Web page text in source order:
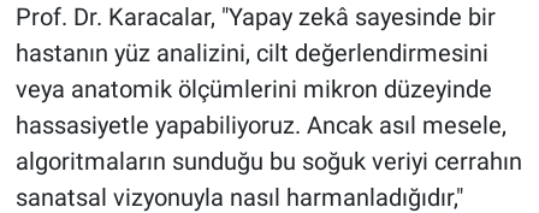
Prof. Dr. Karacalar, "Yapay zekâ sayesinde bir
hastanın yüz analizini, cilt değerlendirmesini
veya anatomik ölçümlerini mikron düzeyinde
hassasiyetle yapabiliyoruz. Ancak asıl mesele,
algoritmaların sunduğu bu soğuk veriyi cerrahın
sanatsal vizyonuyla nasıl harmanladığıdır,"